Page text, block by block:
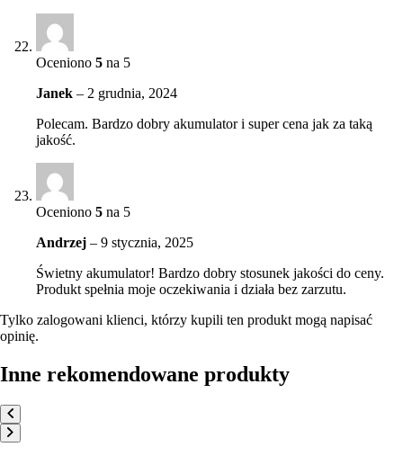
Oceniono 5 na 5
Janek – 2 grudnia, 2024
Polecam. Bardzo dobry akumulator i super cena jak za taką
jakość.
Oceniono 5 na 5
Andrzej – 9 stycznia, 2025
Świetny akumulator! Bardzo dobry stosunek jakości do ceny.
Produkt spełnia moje oczekiwania i działa bez zarzutu.
Tylko zalogowani klienci, którzy kupili ten produkt mogą napisać
opinię.
Inne rekomendowane produkty